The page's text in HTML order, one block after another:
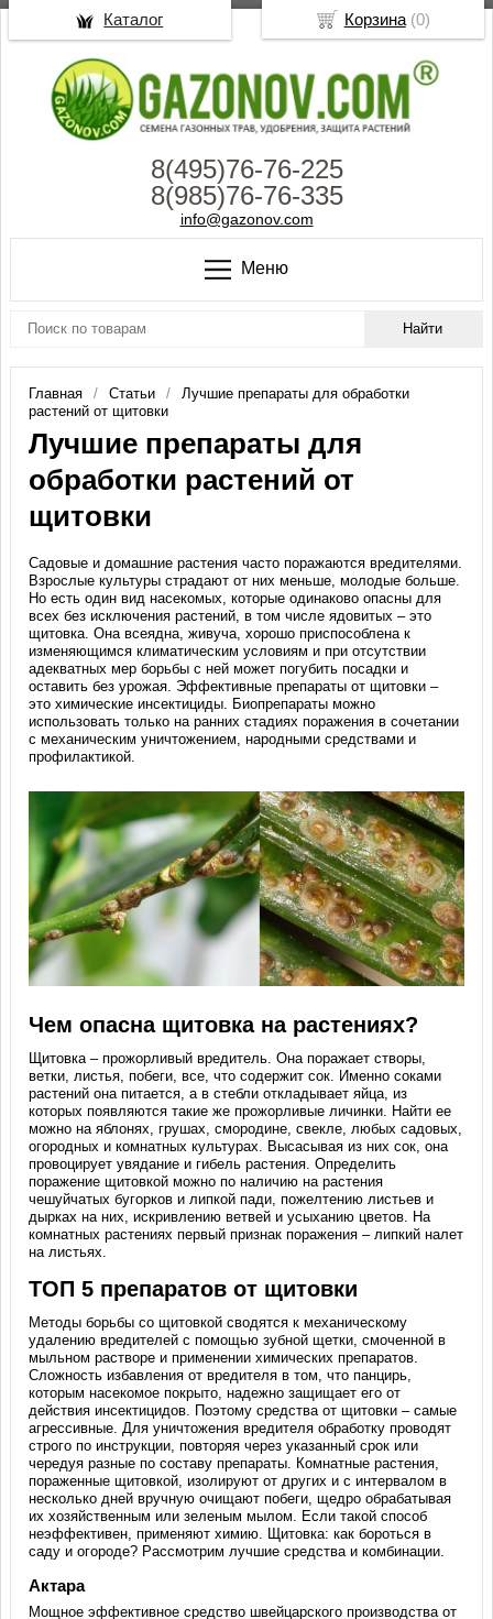
8(495)76-76-225
8(985)76-76-335
info@gazonov.com
Меню
Главная Статьи
Лучшие препараты для обработки
растений от щитовки
Лучшие препараты для
обработки растений от
щитовки
Садовые и домашние растения часто поражаются вредителями.
Взрослые культуры страдают от них меньше, молодые больше.
Но есть один вид насекомых, которые одинаково опасны для
всех без исключения растений, в том числе ядовитых – это
щитовка. Она всеядна, живуча, хорошо приспособлена к
изменяющимся климатическим условиям и при отсутствии
адекватных мер борьбы с ней может погубить посадки и
оставить без урожая. Эффективные препараты от щитовки –
это химические инсектициды. Биопрепараты можно
использовать только на ранних стадиях поражения в сочетании
с механическим уничтожением, народными средствами и
профилактикой.
Чем опасна щитовка на растениях?
Щитовка – прожорливый вредитель. Она поражает створы,
ветки, листья, побеги, все, что содержит сок. Именно соками
растений она питается, а в стебли откладывает яйца, из
которых появляются такие же прожорливые личинки. Найти ее
можно на яблонях, грушах, смородине, свекле, любых садовых,
огородных и комнатных культурах. Высасывая из них сок, она
провоцирует увядание и гибель растения. Определить
поражение щитовкой можно по наличию на растения
чешуйчатых бугорков и липкой пади, пожелтению листьев и
дырках на них, искривлению ветвей и усыханию цветов. На
комнатных растениях первый признак поражения – липкий налет
на листьях.
ТОП 5 препаратов от щитовки
Методы борьбы со щитовкой сводятся к механическому
удалению вредителей с помощью зубной щетки, смоченной в
мыльном растворе и применении химических препаратов.
Сложность избавления от вредителя в том, что панцирь,
которым насекомое покрыто, надежно защищает его от
действия инсектицидов. Поэтому средства от щитовки – самые
агрессивные. Для уничтожения вредителя обработку проводят
строго по инструкции, повторяя через указанный срок или
чередуя разные по составу препараты. Комнатные растения,
пораженные щитовкой, изолируют от других и с интервалом в
несколько дней вручную очищают побеги, щедро обрабатывая
их хозяйственным или зеленым мылом. Если такой способ
неэффективен, применяют химию. Щитовка: как бороться в
саду и огороде? Рассмотрим лучшие средства и комбинации.
Актара
Мощное эффективное средство швейцарского производства от
Корзина(0)
Каталог